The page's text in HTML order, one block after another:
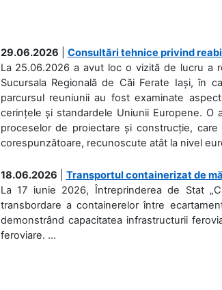
29.06.2026
Consultări tehnice privind
La 25.06.2026 a avut loc o vizită de lucru a
Sucursala Regională de Căi Ferate Iași, în
parcursul reuniunii au fost examinate
cerințele și standardele Uniunii Europene.
proceselor de proiectare și construcție,
corespunzătoare, recunoscute atât la nivel
18.06.2026
Transportul containerizat de
La 17 iunie 2026, Întreprinderea de Stat
transbordare a containerelor între
demonstrând capacitatea infrastructurii
feroviare. ...